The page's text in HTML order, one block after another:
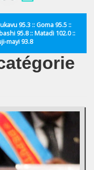
95.3 :: Goma 95.5 ::
95.8 :: Matadi 102.0 ::
mayi 93.8